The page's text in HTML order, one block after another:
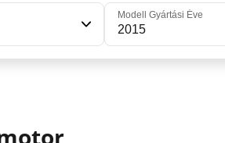
Modell Gyártási Éve
2015